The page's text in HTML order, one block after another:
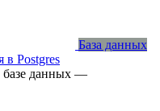
База данных
в Postgres
базе данных —